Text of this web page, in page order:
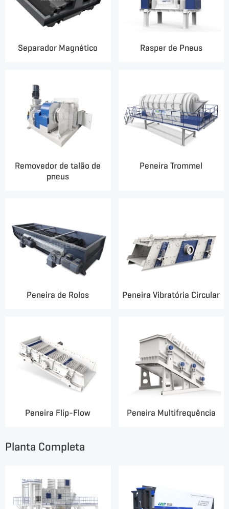
Separador Magnético Rasper de Pneus
Removedor de talão de
pneus
Peneira Trommel
Peneira de Rolos Peneira Vibratória Circular
Peneira Flip-Flow Peneira Multifrequência
Planta Completa